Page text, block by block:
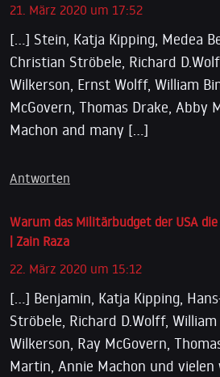
21. März 2020 um 17:52
[…] Stein, Katja Kipping, Medea
Christian Ströbele, Richard
Wilkerson, Ernst Wolff, William
McGovern, Thomas Drake, Abby
Machon and many […]
Antworten
Warum das Militärbudget der USA
| Zain Raza
22. März 2020 um 15:12
[…] Benjamin, Katja Kipping,
Ströbele, Richard D.Wolff,
Wilkerson, Ray McGovern,
Martin, Annie Machon und vielen